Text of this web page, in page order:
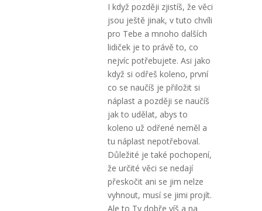
I když později zjistíš, že věci
jsou ještě jinak, v tuto chvíli
pro Tebe a mnoho dalších
lidiček je to právě to, co
nejvíc potřebujete. Asi jako
když si odřeš koleno, první
co se naučíš je přiložit si
náplast a později se naučíš
jak to udělat, abys to
koleno už odřené neměl a
tu náplast nepotřeboval.
Důležité je také pochopení,
že určité věci se nedají
přeskočit ani se jim nelze
vyhnout, musí se jimi projít.
Ale to Ty dobře víš a na